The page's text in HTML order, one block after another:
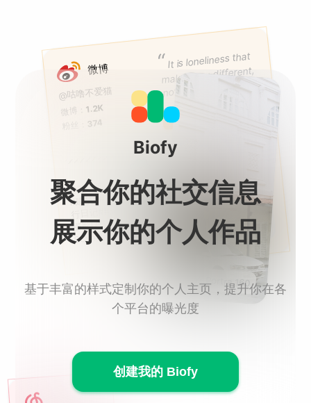
微博
@咕噜不爱猫
微博：1.2K
374
“It is loneliness that
makes you different,
not gregariousness.
@咕噜不爱猫: 我在马来西亚
#建筑##旅行日记##我的旅
行日记##旅行日记✈️##街头
摄影[超话]# http://t.cn/RxD
SCvm
Wang Jie's Blog
|Software Engin
eer|Android|Jav
a|Kotlin
❤|C++|
Github|Huginn|
Geek|Code|Dev
b log.wangjiegulu.com
Kodak Portra 160
Biofy
聚合你的社交信息
展示你的个人作品
基于丰富的样式定制你的个人主页，提升你在各
个平台的曝光度
创建我的 Biofy